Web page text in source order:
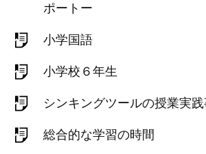
ポートー
小学国語
小学校６年生
シンキングツールの授業実践
総合的な学習の時間